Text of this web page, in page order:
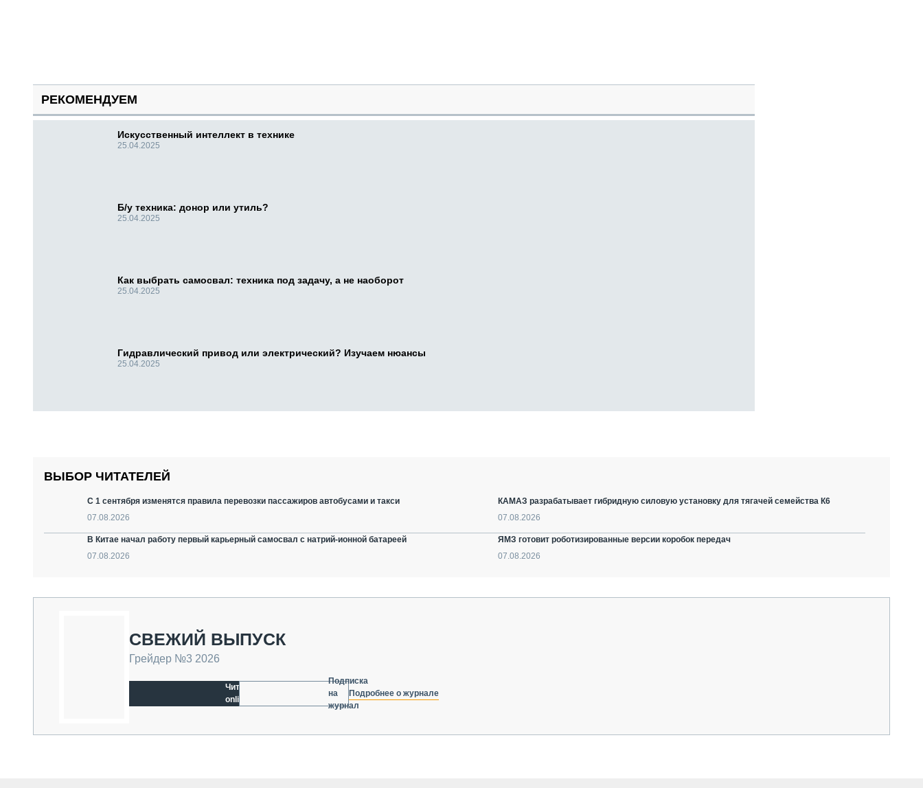
РЕКОМЕНДУЕМ
Искусственный интеллект в технике
25.04.2025
Б/у техника: донор или утиль?
25.04.2025
Как выбрать самосвал: техника под задачу, а не наоборот
25.04.2025
Гидравлический привод или электрический? Изучаем нюансы
25.04.2025
ВЫБОР ЧИТАТЕЛЕЙ
С 1 сентября изменятся правила перевозки пассажиров автобусами и такси
07.08.2026
КАМАЗ разрабатывает гибридную силовую установку для тягачей семейства К6
07.08.2026
В Китае начал работу первый карьерный самосвал с натрий-ионной батареей
07.08.2026
ЯМЗ готовит роботизированные версии коробок передач
07.08.2026
СВЕЖИЙ ВЫПУСК
Грейдер №3 2026
Читать
online
Подписка
на
журнал
Подробнее о журнале